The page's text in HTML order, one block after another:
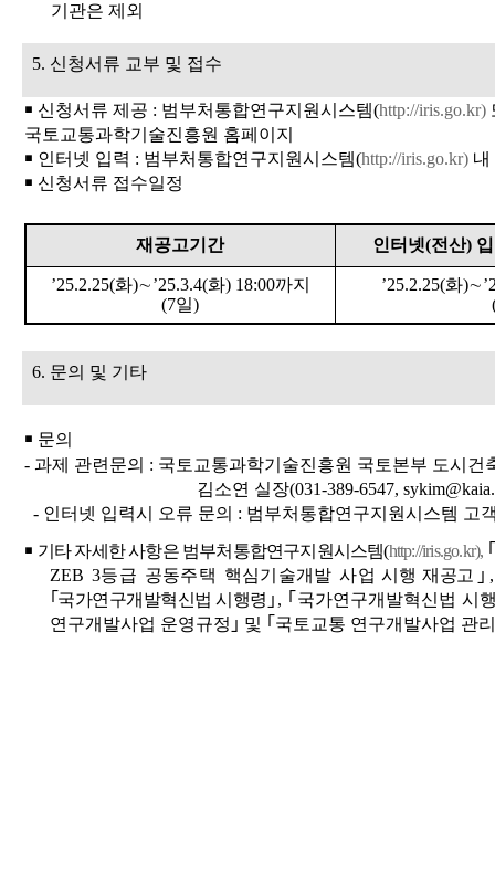
기관은 제외
5. 신청서류 교부 및 접수
￭ 신청서류 제공 : 범부처통합연구지원시스템(http://iris.go.kr)
국토교통과학기술진흥원 홈페이지
￭ 인터넷 입력 : 범부처통합연구지원시스템(http://iris.go.kr) 내
￭ 신청서류 접수일정
재공고기간 인터넷(전산)
’25.2.25(화)∼’25.3.4(화) 18:00까지
(7일)
’25.2.25(화)∼
6. 문의 및 기타
￭ 문의
- 과제 관련문의 : 국토교통과학기술진흥원 국토본부 도시건
김소연 실장(031-389-6547,
- 인터넷 입력시 오류 문의 : 범부처통합연구지원시스템 고
￭ 기타 자세한 사항은 범부처통합연구지원시스템(http://iris.go.kr), ｢
ZEB 3등급 공동주택 핵심기술개발 사업 시행 재공고 ｣
｢ 국가연구개발혁신법 시행령 ｣ , ｢ 국가연구개발혁신법 시
연구개발사업 운영규정 ｣ 및 ｢ 국토교통 연구개발사업 관